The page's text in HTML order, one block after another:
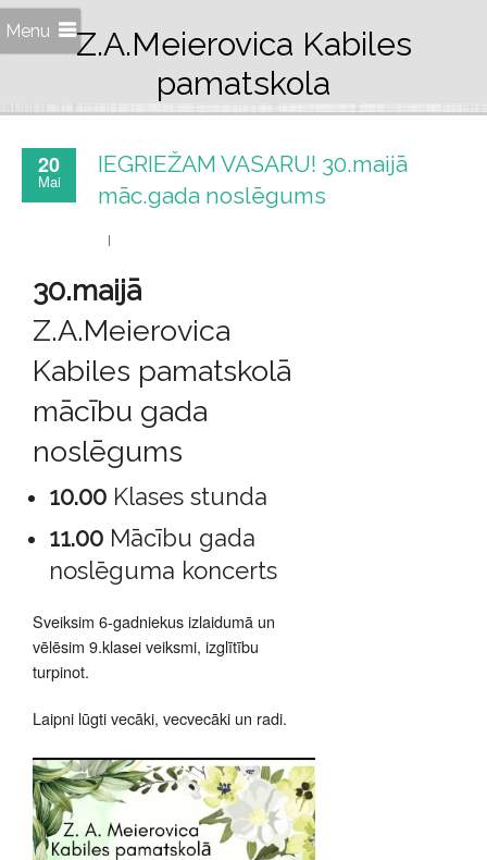
Menu
Z.A.Meierovica Kabiles
pamatskola
20
Mai
IEGRIEŽAM VASARU! 30.maijā
māc.gada noslēgums
30.maijā
Z.A.Meierovica
Kabiles pamatskolā
mācību gada
noslēgums
10.00 Klases stunda
11.00 Mācību gada
noslēguma koncerts
Sveiksim 6-gadniekus izlaidumā un
vēlēsim 9.klasei veiksmi, izglītību
turpinot.
Laipni lūgti vecāki, vecvecāki un radi.